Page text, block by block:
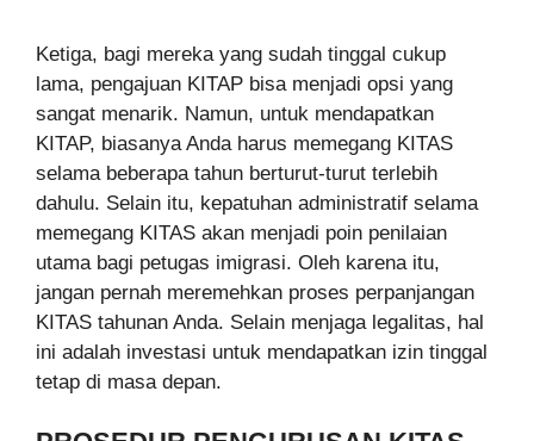
Ketiga, bagi mereka yang sudah tinggal cukup
lama, pengajuan KITAP bisa menjadi opsi yang
sangat menarik. Namun, untuk mendapatkan
KITAP, biasanya Anda harus memegang KITAS
selama beberapa tahun berturut-turut terlebih
dahulu. Selain itu, kepatuhan administratif selama
memegang KITAS akan menjadi poin penilaian
utama bagi petugas imigrasi. Oleh karena itu,
jangan pernah meremehkan proses perpanjangan
KITAS tahunan Anda. Selain menjaga legalitas, hal
ini adalah investasi untuk mendapatkan izin tinggal
tetap di masa depan.